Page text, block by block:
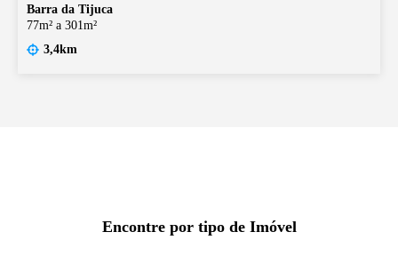
Barra da Tijuca
77m² a 301m²
3,4km
Encontre por tipo de Imóvel